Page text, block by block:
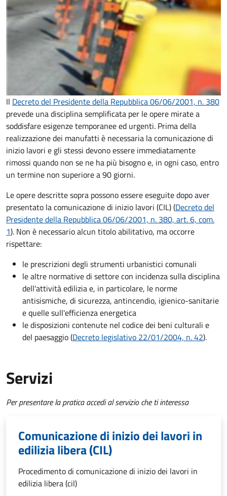
Il Decreto del Presidente della Repubblica 06/06/2001, n. 380
prevede una disciplina semplificata per le opere mirate a
soddisfare esigenze temporanee ed urgenti. Prima della
realizzazione dei manufatti è necessaria la comunicazione di
inizio lavori e gli stessi devono essere immediatamente
rimossi quando non se ne ha più bisogno e, in ogni caso, entro
un termine non superiore a 90 giorni.
Le opere descritte sopra possono essere eseguite dopo aver
presentato la comunicazione di inizio lavori (CIL) (Decreto del
Presidente della Repubblica 06/06/2001, n. 380, art. 6, com.
1). Non è necessario alcun titolo abilitativo, ma occorre
rispettare:
le prescrizioni degli strumenti urbanistici comunali
le altre normative di settore con incidenza sulla disciplina
dell'attività edilizia e, in particolare, le norme
antisismiche, di sicurezza, antincendio, igienico-sanitarie
e quelle sull'efficienza energetica
le disposizioni contenute nel codice dei beni culturali e
del paesaggio (Decreto legislativo 22/01/2004, n. 42).
Servizi
Per presentare la pratica accedi al servizio che ti interessa
Comunicazione di inizio dei lavori in
edilizia libera (CIL)
Procedimento di comunicazione di inizio dei lavori in
edilizia libera (cil)